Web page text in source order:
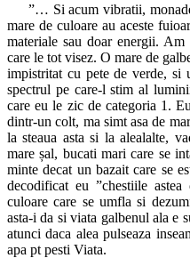
”… Si acum vibratii,
mare de culoare au aceste
materiale sau doar energii.
care le tot visez. O mare de
impistritat cu pete de verde, si
spectrul pe care-l stim al
care eu le zic de categoria 1.
dintr-un colt, ma simt asa de
la steaua asta si la alealalte,
mare șal, bucati mari care se
minte decat un bazait care se
decodificat eu ”chestiile
culoare care se umfla si
asta-i da si viata galbenul ala e
atunci daca alea pulseaza
apa pt pesti Viata.